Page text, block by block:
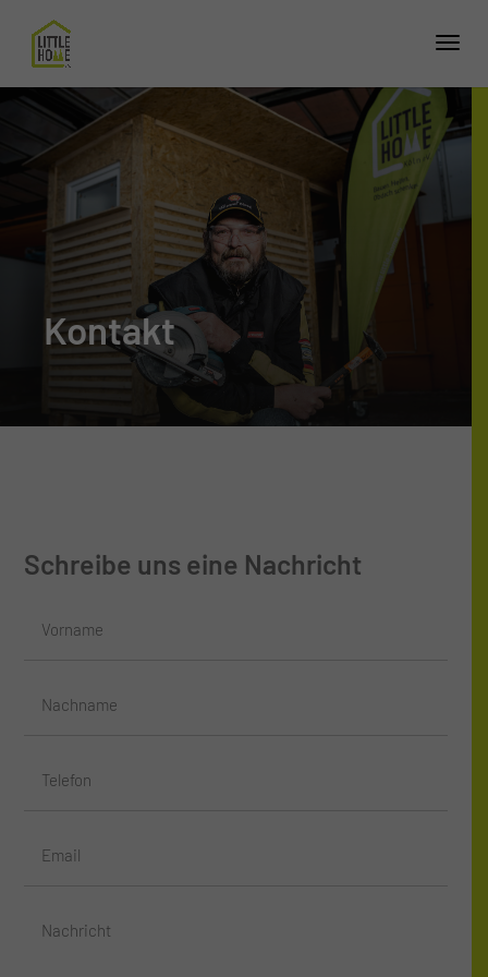
Kontakt
Schreibe uns eine Nachricht